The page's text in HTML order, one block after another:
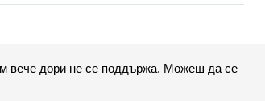
вече дори не се поддържа. Можеш да се